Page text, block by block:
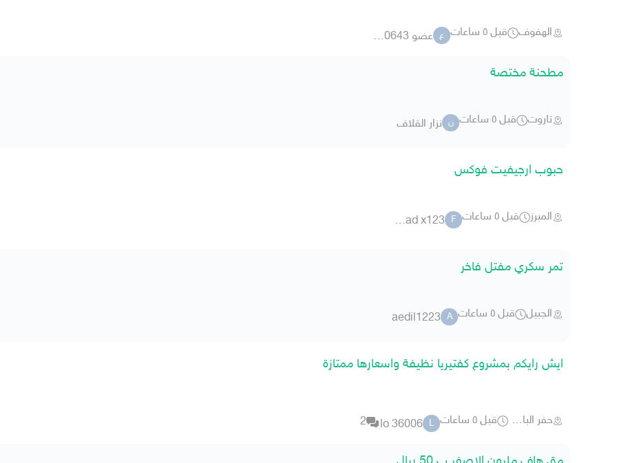
الهفوف قبل ٥ ساعات ع عضو 4800643
مطحنة مختصة
تاروت قبل ٥ ساعات ن نزار القلاف
حبوب ارجيفيت فوكس
المبرز قبل ٥ ساعات F
fahad x123
تمر سكري مفتل فاخر
الجبيل قبل ٥ ساعات A
aedil1223
ايش رايكم بمشروع كفتيريا نظيفة واسعارها ممتازة
حفر الباطن قبل ٥ ساعات L
lo 36006
2